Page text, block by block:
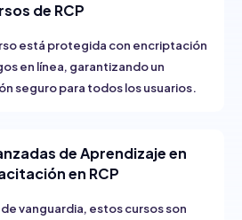
de RCP
está protegida con encriptación
en línea, garantizando un
seguro para todos los usuarios.
de Aprendizaje en
en RCP
vanguardia, estos cursos son